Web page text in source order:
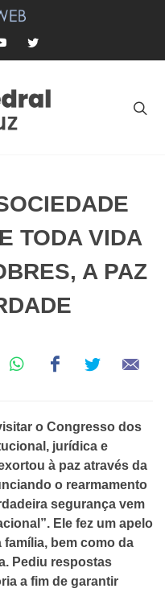
TODA VIDA
A PAZ
o Congresso dos
jurídica e
à paz através da
o rearmamento
segurança vem
Ele fez um apelo
família, bem como da
Pediu respostas
a fim de garantir